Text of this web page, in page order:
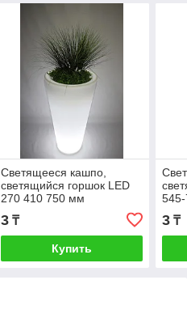
Светящееся кашпо,
светящийся горшок LED
270 410 750 мм
3₸
Купить
3 ₸